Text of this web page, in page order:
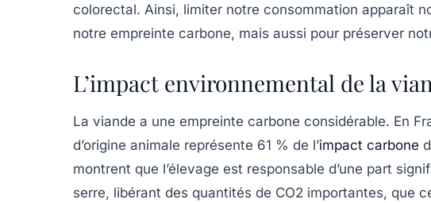
colorectal. Ainsi, limiter notre consommation apparaît
notre empreinte carbone, mais aussi pour préserver
L’impact environnemental de la
La viande a une empreinte carbone considérable. En
d’origine animale représente 61 % de l’impact carbone
montrent que l’élevage est responsable d’une part
serre, libérant des quantités de CO2 importantes, que